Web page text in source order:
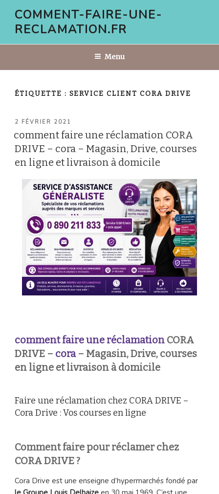
contenu
COMMENT-FAIRE-UNE-
RECLAMATION.FR
Menu
ÉTIQUETTE : SERVICE CLIENT CORA DRIVE
PUBLIÉ
2 FÉVRIER 2021
comment faire une réclamation CORA
DRIVE – cora – Magasin, Drive, courses
en ligne et livraison à domicile
comment faire une réclamation CORA
DRIVE – cora– Magasin, Drive, courses
en ligne et livraison à domicile
Faire une réclamation chez CORA DRIVE –
Cora Drive : Vos courses en ligne
Comment faire pour réclamer chez
CORA DRIVE ?
Cora Drive est une enseigne d’hypermarchés fondé par